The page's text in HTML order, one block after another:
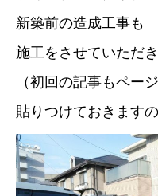
新築前の造成工事も
施工をさせていただ
（初回の記事もペー
貼りつけておきます